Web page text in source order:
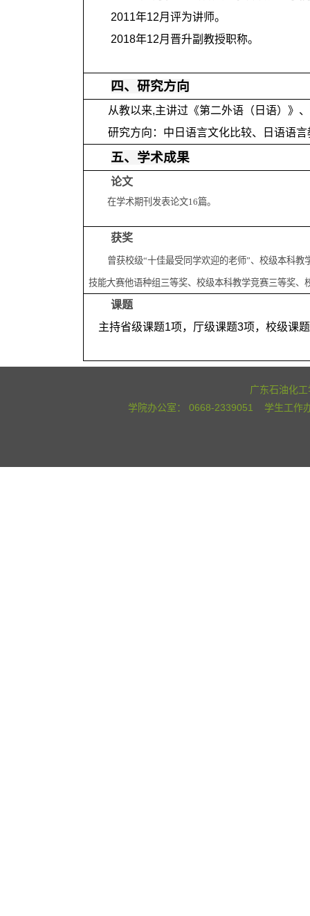
2011年12月评为讲师。
2018年12月晋升副教授职称。
四、研究方向
从教以来,主讲过《第二外语（日语）》
研究方向：中日语言文化比较、日语语言
五、学术成果
论文
在学术期刊发表论文16篇。
获奖
曾获校级“十佳最受同学欢迎的老师”、校级本科
技能大赛他语种组 三等奖、校级本科教学竞赛三等奖、
课题
主持省级课题1项，厅级课题3项，校级课题
广东石油化
学院办公室： 0668-2339051 学生工作